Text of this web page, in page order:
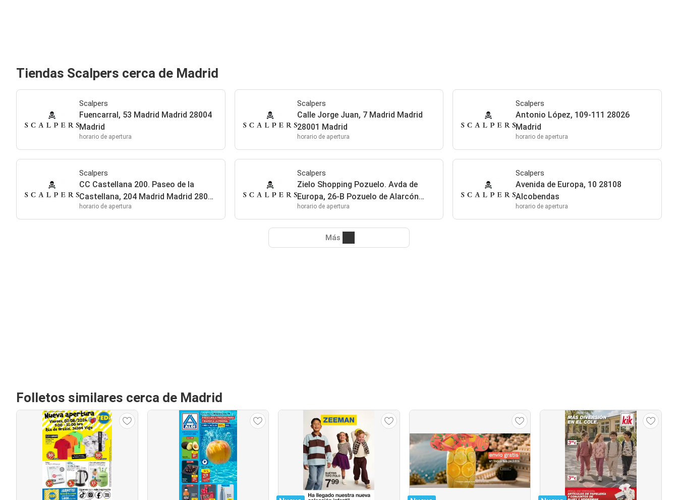
Tiendas Scalpers cerca de Madrid
Scalpers
Fuencarral, 53 Madrid Madrid 28004
Madrid
horario de apertura
Scalpers
Calle Jorge Juan, 7 Madrid Madrid
28001 Madrid
horario de apertura
Scalpers
Antonio López, 109-111 28026
Madrid
horario de apertura
Scalpers
CC Castellana 200. Paseo de la
Castellana, 204 Madrid Madrid 28046
Madrid
horario de apertura
Scalpers
Zielo Shopping Pozuelo. Avda de
Europa, 26-B Pozuelo de Alarcón
Madrid 28224 Pozuelo de Alarcón
horario de apertura
Scalpers
Avenida de Europa, 10 28108
Alcobendas
horario de apertura
Más
Folletos similares cerca de Madrid